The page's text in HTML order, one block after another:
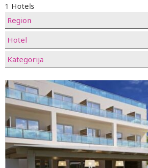
1 Hotels
Region
Hotel
Kategorija